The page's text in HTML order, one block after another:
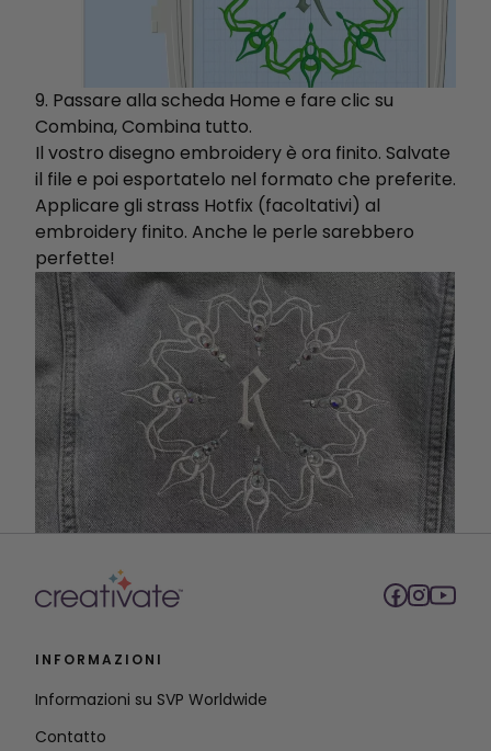
9. Passare alla scheda Home e fare clic su
Combina, Combina tutto.
Il vostro disegno embroidery è ora finito. Salvate
il file e poi esportatelo nel formato che preferite.
Applicare gli strass Hotfix (facoltativi) al
embroidery finito. Anche le perle sarebbero
perfette!
INFORMAZIONI
Informazioni su SVP Worldwide
Contatto